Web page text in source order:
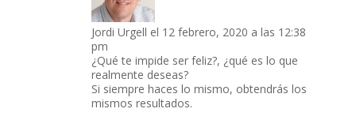
Jordi Urgell el 12 febrero, 2020 a las 12:38
pm
¿Qué te impide ser feliz?, ¿qué es lo que
realmente deseas?
Si siempre haces lo mismo, obtendrás los
mismos resultados.